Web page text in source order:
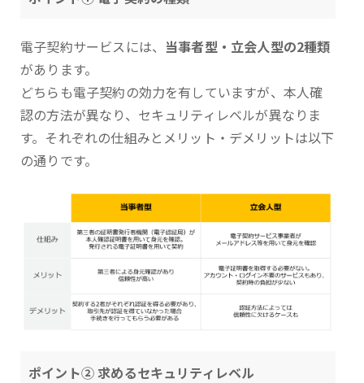
電子契約サービスには、 当事者型・立会人型の2種類
があります。
どちらも電子契約の効力を有していますが、本人確
認の方法が異なり、セキュリティレベルが異なりま
す。それぞれの仕組みとメリット・デメリットは以下
の通りです。
ポイント② 求めるセキュリティレベル